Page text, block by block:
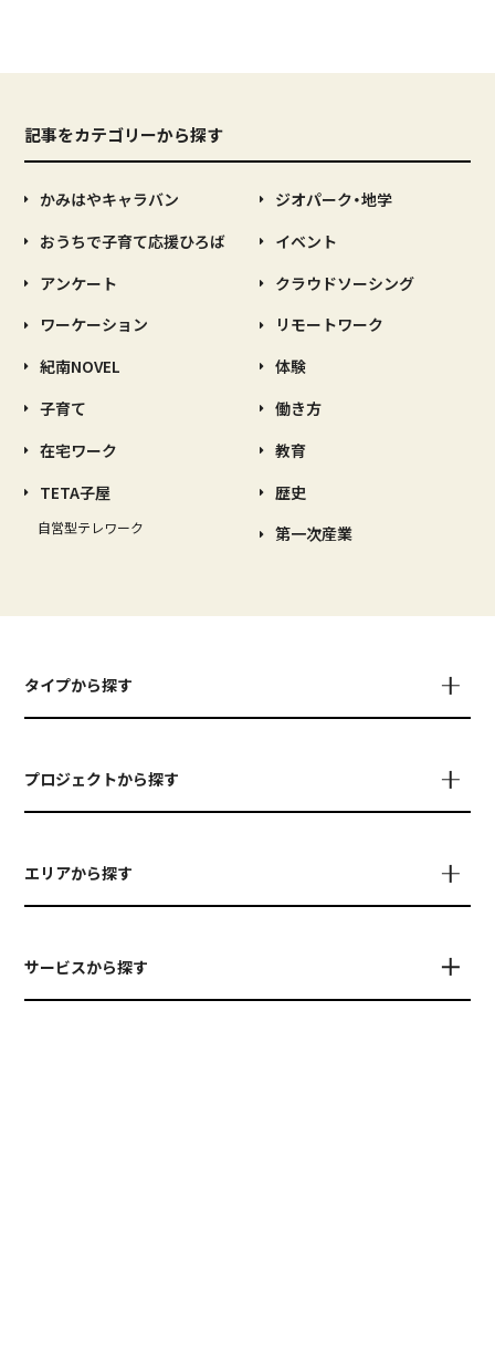
記事をカテゴリーから探す
かみはやキャラバン
おうちで子育て応援ひろば
アンケート
ワーケーション
紀南NOVEL
子育て
在宅ワーク
TETA子屋
自営型テレワーク
ジオパーク・地学
イベント
クラウドソーシング
リモートワーク
体験
働き方
教育
歴史
第一次産業
タイプから探す
プロジェクトから探す
エリアから探す
サービスから探す